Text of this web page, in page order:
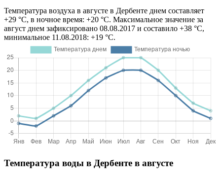
Температура воздуха в августе в Дербенте днем составляет
+29 °C, в ночное время: +20 °C. Максимальное значение за
август днем зафиксировано 08.08.2017 и составило +38 °C,
минимальное 11.08.2018: +19 °C.
Температура воды в Дербенте в августе